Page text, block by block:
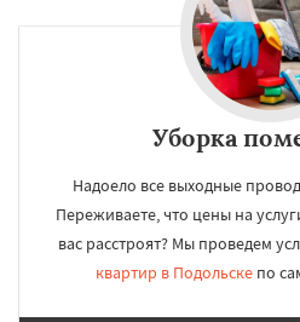
Уборка
Надоело все выходные
Переживаете, что цены на
вас расстроят? Мы проведем
квартир в Подольскепо